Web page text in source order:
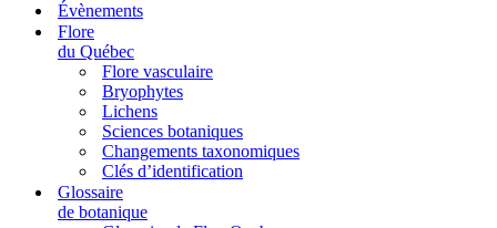
Évènements
Flore
du Québec
Flore vasculaire
Bryophytes
Lichens
Sciences botaniques
Changements taxonomiques
Clés d’identification
Glossaire
de botanique